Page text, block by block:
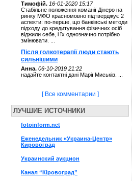
Тимофій. 16-01-2020 15:17
Стабільне положення команії Дінеро на
ринку МФО красномовно підтверджує 2
аспекти: по-перше, що банківські методи
підходу до кредитування фізичних осіб
віджили себе, і їх однозначно потрібно
змінювати. ...
Після голкотерапії люди стають
сильнішими
Анна. 06-10-2019 21:22
надайте контактні дані Марії Миськів. ...
[ Все комментарии ]
ЛУЧШИЕ ИСТОЧНИКИ
fotoinform.net
Еженедельник «Украина-Центр»
Кировоград
Украинский аукцион
Канал “Кіровоград”